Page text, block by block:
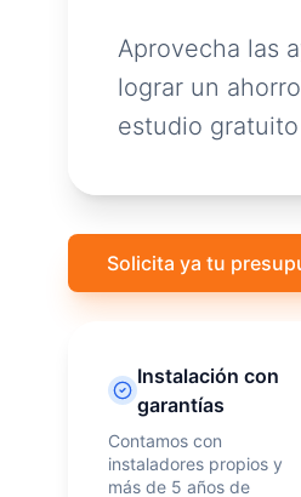
Aprovecha las
lograr un
estudio
Solicita ya tu
Instalación con
garantías
Contamos con
instaladores propios y
más de 5 años de